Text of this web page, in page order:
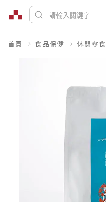
首頁 食品保健 休閒零食